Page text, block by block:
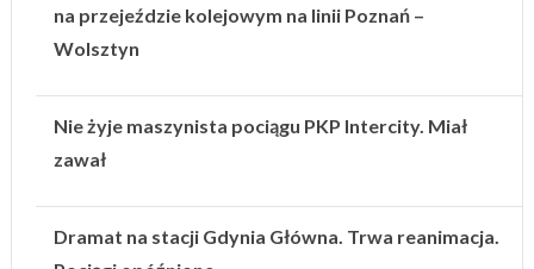
na przejeździe kolejowym na linii Poznań –
Wolsztyn
Nie żyje maszynista pociągu PKP Intercity. Miał
zawał
Dramat na stacji Gdynia Główna. Trwa reanimacja.